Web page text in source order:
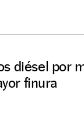
diésel por
finura